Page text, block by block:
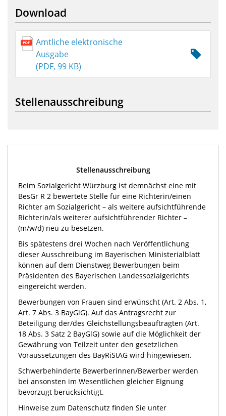
Download
Amtliche elektronische
Ausgabe
(PDF, 99 KB)
Stellenausschreibung
Stellenausschreibung
Beim Sozialgericht Würzburg ist demnächst eine mit
BesGr R 2 bewertete Stelle für eine Richterin/einen
Richter am Sozialgericht – als weitere aufsichtführende
Richterin/als weiterer aufsichtführender Richter –
(m/w/d) neu zu besetzen.
Bis spätestens drei Wochen nach Veröffentlichung
dieser Ausschreibung im Bayerischen Ministerialblatt
können auf dem Dienstweg Bewerbungen beim
Präsidenten des Bayerischen Landessozialgerichts
eingereicht werden.
Bewerbungen von Frauen sind erwünscht (Art. 2 Abs. 1,
Art. 7 Abs. 3 BayGlG). Auf das Antragsrecht zur
Beteiligung der/des Gleichstellungsbeauftragten (Art.
18 Abs. 3 Satz 2 BayGlG) sowie auf die Möglichkeit der
Gewährung von Teilzeit unter den gesetzlichen
Voraussetzungen des BayRiStAG wird hingewiesen.
Schwerbehinderte Bewerberinnen/Bewerber werden
bei ansonsten im Wesentlichen gleicher Eignung
bevorzugt berücksichtigt.
Hinweise zum Datenschutz finden Sie unter